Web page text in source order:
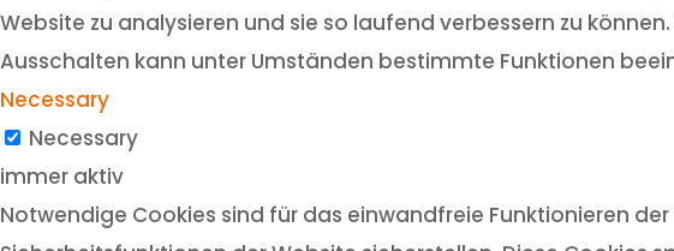
Website zu analysieren und sie so laufend verbessern zu
Ausschalten kann unter Umständen bestimmte Funktionen
Necessary
Necessary
immer aktiv
Notwendige Cookies sind für das einwandfreie Funktionieren